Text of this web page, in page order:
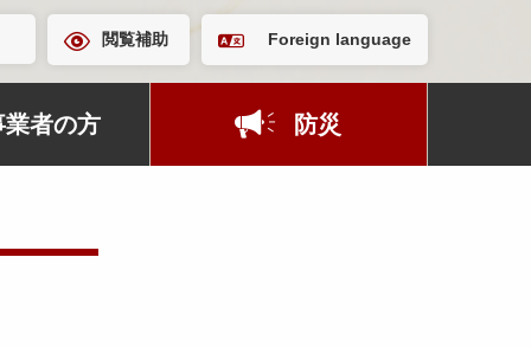
閲覧補助 Foreign language
業者の方 防災